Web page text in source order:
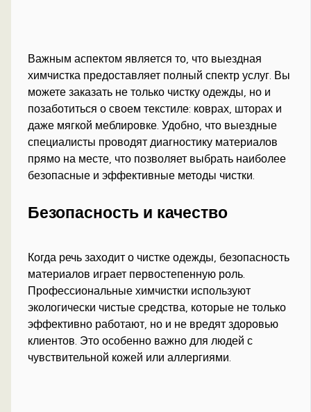
Важным аспектом является то, что выездная
химчистка предоставляет полный спектр услуг. Вы
можете заказать не только чистку одежды, но и
позаботиться о своем текстиле: коврах, шторах и
даже мягкой меблировке. Удобно, что выездные
специалисты проводят диагностику материалов
прямо на месте, что позволяет выбрать наиболее
безопасные и эффективные методы чистки.
Безопасность и качество
Когда речь заходит о чистке одежды, безопасность
материалов играет первостепенную роль.
Профессиональные химчистки используют
экологически чистые средства, которые не только
эффективно работают, но и не вредят здоровью
клиентов. Это особенно важно для людей с
чувствительной кожей или аллергиями.